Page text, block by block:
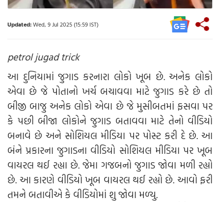
Updated:Wed, 9 Jul 2025 (15:59 IST)
petrol jugad trick
આ દુનિયામાં જુગાડ કરનારા લોકો ખૂબ છે. અનેક લોકો
એવા છે જે પોતાનો ખર્ચ બચાવવા માટે જુગાડ કરે છે તો
બીજી બાજુ અનેક લોકો એવા છે જે મુસીબતમાં ફસવા પર
કે પછી બીજા લોકોને જુગાડ બતાવવા માટે તેનો વીડિયો
બનાવે છે અને સોશિયલ મીડિયા પર પોસ્ટ કરી દે છે. આ
બંને પ્રકારના જુગાડના વીડિયો સોશિયલ મીડિયા પર ખૂબ
વાયરલ થઈ રહ્યા છે. જેમા ગજબનો જુગાડ જોવા મળી રહ્યો
છે. આ કારણે વીડિયો ખૂબ વાયરલ થઈ રહ્યો છે. આવો ફરી
તમને બતાવીએ કે વીડિયોમાં શુ જોવા મળ્યુ.